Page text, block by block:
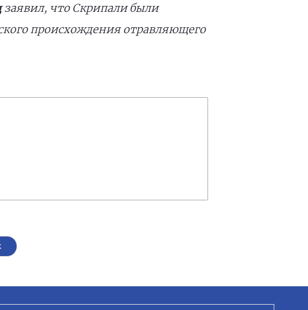
заявил, что Скрипали были
происхождения отравляющего